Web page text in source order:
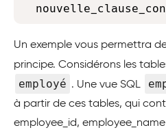
Un exemple vous permettra
principe. Considérons les
employé . Une vue SQL
à partir de ces tables, qui
employee_id,